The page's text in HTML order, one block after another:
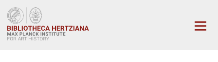
Main-
Content